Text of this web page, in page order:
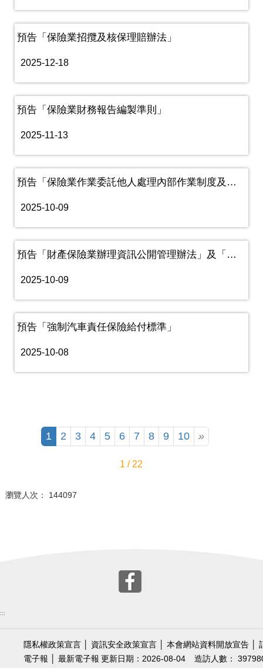
預告「保險業招攬及核保理賠辦法」
2025-12-18
預告「保險業財務報告編製準則」
2025-11-13
預告「保險業作業委託他人處理內部作業制度及程序辦法」
2025-10-09
預告「財產保險業辦理資訊公開管理辦法」及「人身保險業辦理資訊公開......
2025-10-09
預告「強制汽車責任保險給付標準」
2025-10-08
1 2 3 4 5 6 7 8 9 10 »
1 / 22
瀏覽人次： 144097
:::
隱私權政策宣言 資訊安全政策宣言 本會網站資料開放宣告
電子報
最新電子報 造訪人數：
更新日期：2026-08-04